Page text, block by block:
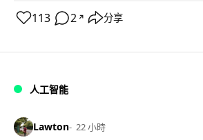
113 2 ↗ 分享
人工智能
Lawton 22 小時